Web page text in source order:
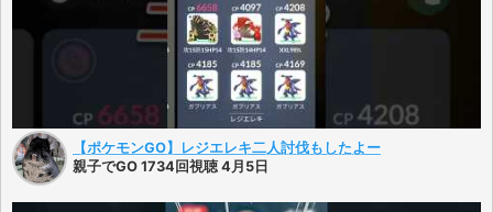
【ポケモンGO】レジエレキ二人討伐もしたよー
親子でGO 1734回視聴 4月5日